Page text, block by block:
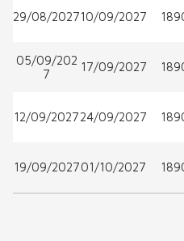
29/08/202710/09/2027
05/09/202
7
17/09/2027
12/09/202724/09/2027
19/09/202701/10/2027